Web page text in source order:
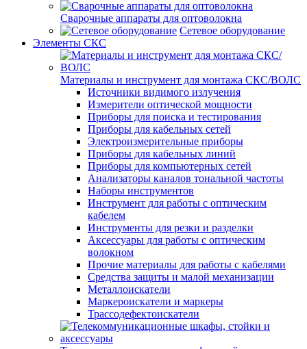
Сварочные аппараты для оптоволокна
Сетевое оборудование
Элементы СКС
Материалы и инструмент для монтажа СКС/ВОЛС
Источники видимого излучения
Измерители оптической мощности
Приборы для поиска и тестирования
Приборы для кабельных сетей
Электроизмерительные приборы
Приборы для кабельных линий
Приборы для компьютерных сетей
Анализаторы каналов тональной частоты
Наборы инструментов
Инструмент для работы с оптическим
кабелем
Инструменты для резки и разделки
Аксессуары для работы с оптическим
волокном
Прочие материалы для работы с кабелями
Средства защиты и малой механизации
Металлоискатели
Маркероискатели и маркеры
Трассодефектоискатели